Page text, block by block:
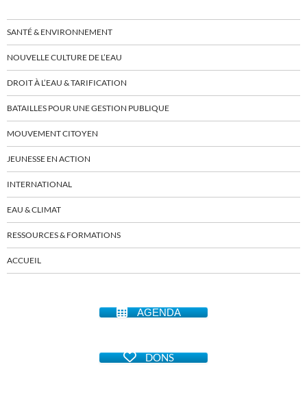
SANTÉ & ENVIRONNEMENT
NOUVELLE CULTURE DE L’EAU
DROIT À L’EAU & TARIFICATION
BATAILLES POUR UNE GESTION PUBLIQUE
MOUVEMENT CITOYEN
JEUNESSE EN ACTION
INTERNATIONAL
EAU & CLIMAT
RESSOURCES & FORMATIONS
ACCUEIL
AGENDA
DONS